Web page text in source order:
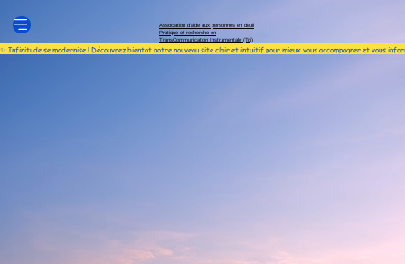
Association d'aide aux personnes en deuil
Pratique et recherche en
TransCommunication Instrumentale (Tci)
✨ Infinitude se modernise ! Découvrez bientot notre nouveau site clair et intuitif pour mieux vous accompagner et vous